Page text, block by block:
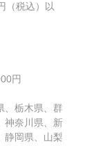
（税込）以
円
、栃木県、群
神奈川県、新
静岡県、山梨